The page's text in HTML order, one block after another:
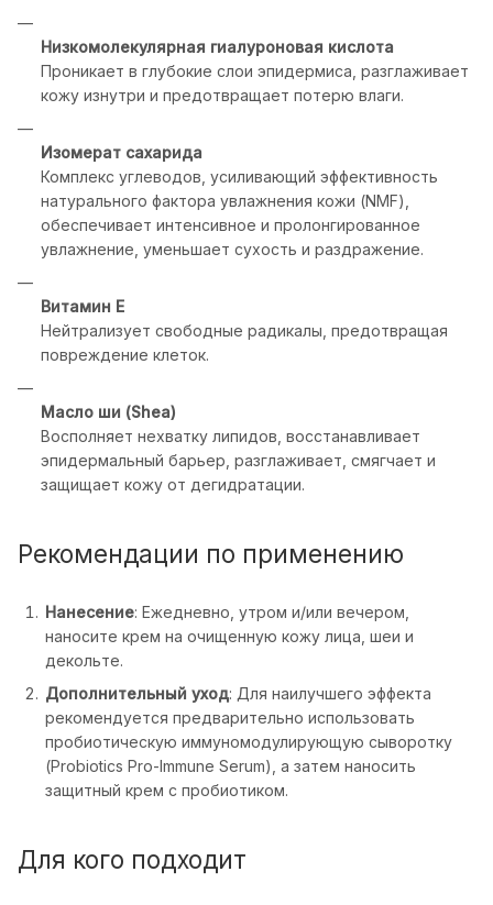
Низкомолекулярная гиалуроновая кислота
Проникает в глубокие слои эпидермиса, разглаживает
кожу изнутри и предотвращает потерю влаги.
Изомерат сахарида
Комплекс углеводов, усиливающий эффективность
натурального фактора увлажнения кожи (NMF),
обеспечивает интенсивное и пролонгированное
увлажнение, уменьшает сухость и раздражение.
Витамин Е
Нейтрализует свободные радикалы, предотвращая
повреждение клеток.
Масло ши (Shea)
Восполняет нехватку липидов, восстанавливает
эпидермальный барьер, разглаживает, смягчает и
защищает кожу от дегидратации.
Рекомендации по применению
Нанесение: Ежедневно, утром и/или вечером,
наносите крем на очищенную кожу лица, шеи и
декольте.
Дополнительный уход: Для наилучшего эффекта
рекомендуется предварительно использовать
пробиотическую иммуномодулирующую сыворотку
(Probiotics Pro-Immune Serum), а затем наносить
защитный крем с пробиотиком.
Для кого подходит